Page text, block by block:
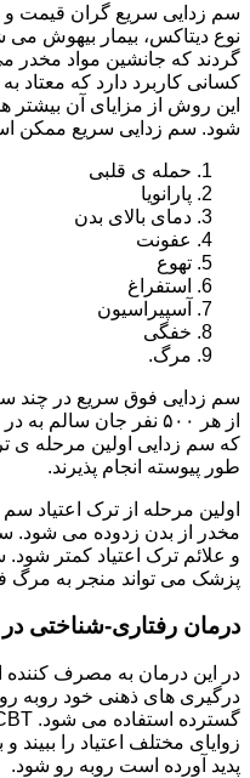
سم زدایی سریع گران قیمت
نوع دیتاکس، بیمار بیهوش می
گردند که جانشین مواد مخدر
کسانی کاربرد دارد که
این روش از مزایای آن بیشتر
شود. سم زدایی سریع ممکن
حمله ی قلبی
پارانویا
دمای بالای بدن
عفونت
تهوع
استفراغ
آسپیراسیون
خفگی
مرگ.
از هر ۵۰۰ نفر جان
که سم زدایی اولین مرحله ی
طور پیوسته انجام پذیرند.
اولین مرحله از ترک اعتیاد
مخدر از بدن زدوده می
و علائم ترک اعتیاد کمتر
پزشک می تواند منجر به مرگ
درمان رفتاری-شناختی در
در این درمان به مصرف کننده
درگیری های ذهنی خود روبه
زوایای مختلف اعتیاد را ببیند
پدید آورده است روبه رو شود.